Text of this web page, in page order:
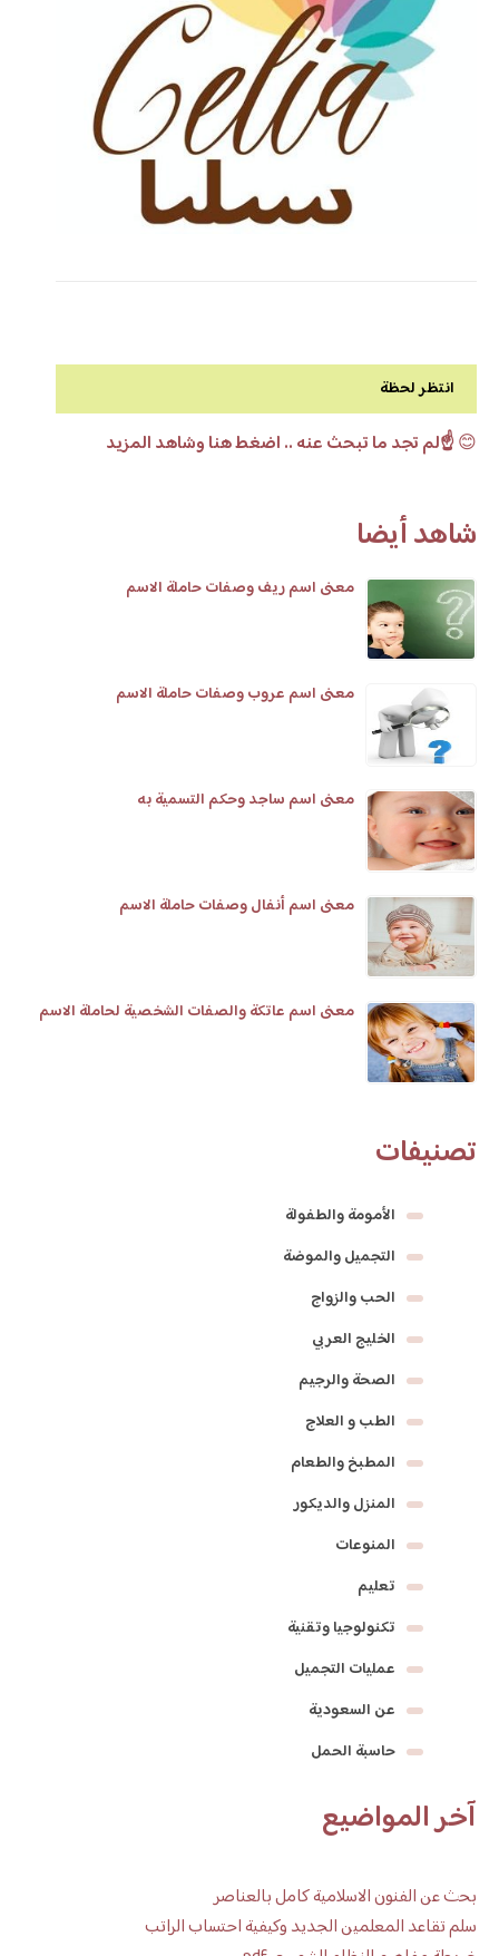
انتظر لحظة
😊☝️لم تجد ما تبحث عنه .. اضغط هنا وشاهد المزيد
شاهد أيضا
معنى اسم ريف وصفات حاملة الاسم
معنى اسم عروب وصفات حاملة الاسم
معنى اسم ساجد وحكم التسمية به
معنى اسم أنفال وصفات حاملة الاسم
معنى اسم عاتكة والصفات الشخصية لحاملة الاسم
تصنيفات
الأمومة والطفولة
التجميل والموضة
الحب والزواج
الخليج العربي
الصحة والرجيم
الطب و العلاج
المطبخ والطعام
المنزل والديكور
المنوعات
تعليم
تكنولوجيا وتقنية
عمليات التجميل
عن السعودية
حاسبة الحمل
آخر المواضيع
بحث عن الفنون الاسلامية كامل بالعناصر
سلم تقاعد المعلمين الجديد وكيفية احتساب الراتب